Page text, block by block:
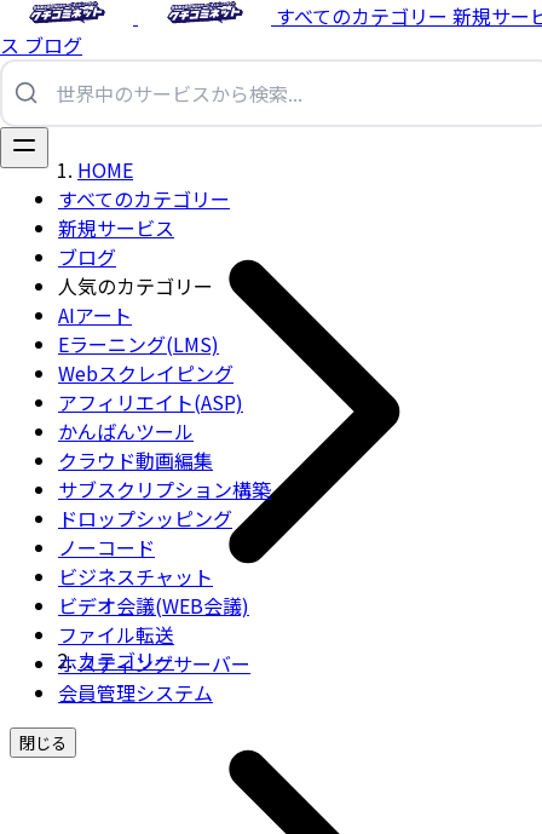
すべてのカテゴリー 新規サー
ス ブログ
すべてのカテゴリー
新規サービス
ブログ
人気のカテゴリー
AIアート
Eラーニング(LMS)
Webスクレイピング
アフィリエイト(ASP)
かんばんツール
クラウド動画編集
サブスクリプション構築
ドロップシッピング
ノーコード
ビジネスチャット
ビデオ会議(WEB会議)
ファイル転送
ホスティングサーバー
会員管理システム
閉じる
HOME
カテゴリー